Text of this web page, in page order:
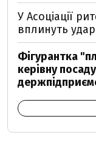
У Асоціації
вплинуть
Фігурантка
керівну